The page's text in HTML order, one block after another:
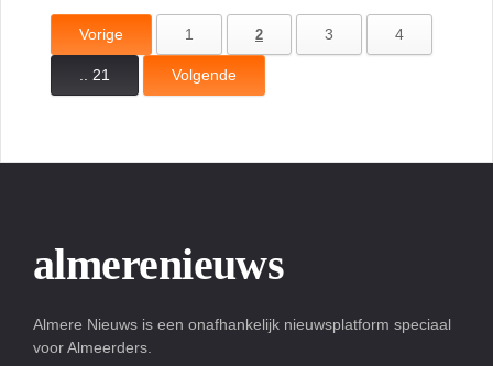
Vorige 1 2 3 4
.. 21 Volgende
almerenieuws
Almere Nieuws is een onafhankelijk nieuwsplatform speciaal
voor Almeerders.